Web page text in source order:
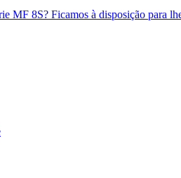
MF 8S? Ficamos à disposição para